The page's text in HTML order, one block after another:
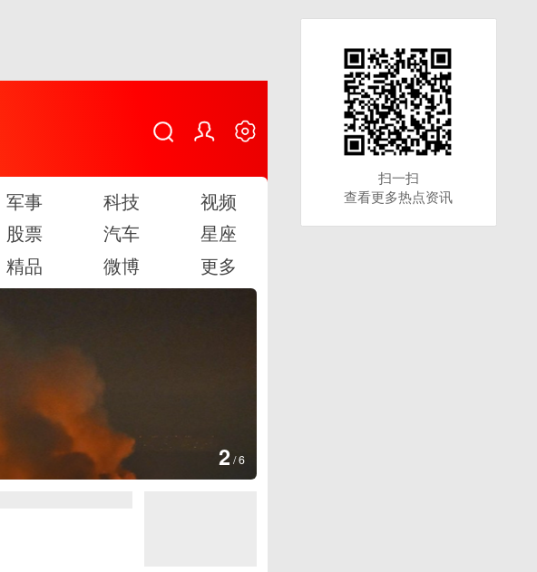
军事 科技
视频
股票 汽车
星座
精品 微博 更多
2 /6
扫一扫
查看更多热点资讯
扫一扫
查看更多热点资讯